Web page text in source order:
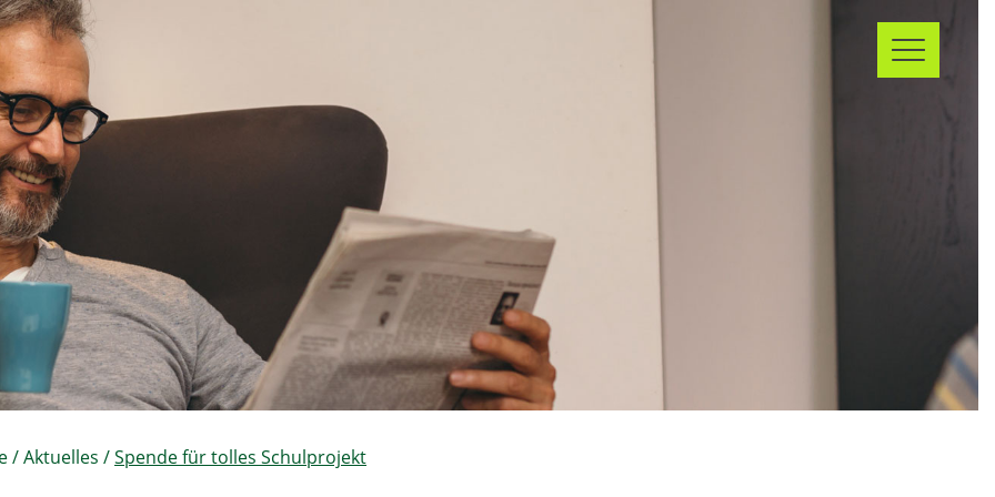
/Aktuelles /Spende für tolles Schulprojekt